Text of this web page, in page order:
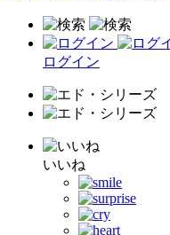
ログイン
いいね